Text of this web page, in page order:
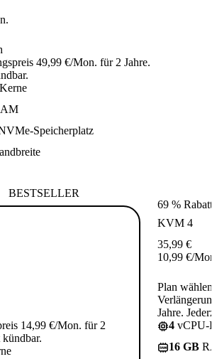
49,99 €/Mon. für 2 Jahre.
Speicherplatz
BESTSELLER
14,99 €/Mon. für 2
kündbar.
69 % Rabatt
KVM 4
35,99 €
10,99 €/
Plan wählen
Jahre.
4 vCPU-
16 GB